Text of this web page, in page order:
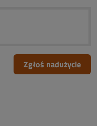
Zgłoś nadużycie